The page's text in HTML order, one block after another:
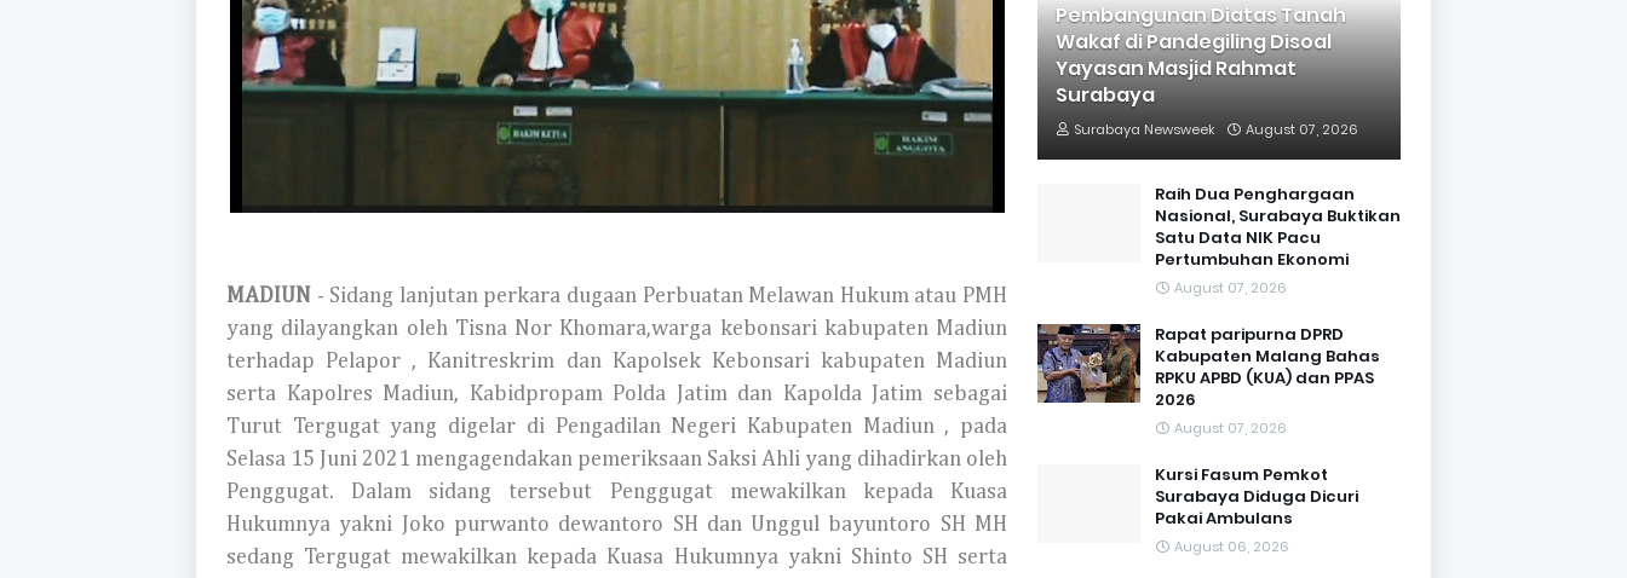
MADIUN - Sidang lanjutan perkara dugaan Perbuatan Melawan Hukum atau PMH
yang dilayangkan oleh Tisna Nor Khomara,warga kebonsari kabupaten Madiun
terhadap Pelapor , Kanitreskrim dan Kapolsek Kebonsari kabupaten Madiun
serta Kapolres Madiun, Kabidpropam Polda Jatim dan Kapolda Jatim sebagai
Turut Tergugat yang digelar di Pengadilan Negeri Kabupaten Madiun , pada
Selasa 15 Juni 2021 mengagendakan pemeriksaan Saksi Ahli yang dihadirkan oleh
Penggugat. Dalam sidang tersebut Penggugat mewakilkan kepada Kuasa
Hukumnya yakni Joko purwanto dewantoro SH dan Unggul bayuntoro SH MH
sedang Tergugat mewakilkan kepada Kuasa Hukumnya yakni Shinto SH serta
Pembangunan Diatas Tanah
Wakaf di Pandegiling Disoal
Yayasan Masjid Rahmat
Surabaya
Surabaya Newsweek August 07, 2026
Raih Dua Penghargaan
Nasional, Surabaya Buktikan
Satu Data NIK Pacu
Pertumbuhan Ekonomi
August 07, 2026
Rapat paripurna DPRD
Kabupaten Malang Bahas
RPKU APBD (KUA) dan PPAS
2026
August 07, 2026
Kursi Fasum Pemkot
Surabaya Diduga Dicuri
Pakai Ambulans
August 06, 2026